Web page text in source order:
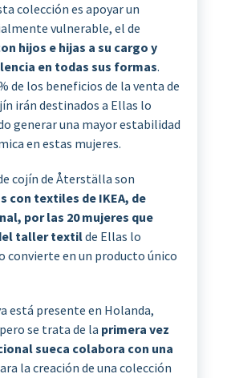
colección es apoyar un
vulnerable, el de
hijos e hijas a su cargo y
en todas sus formas.
de los beneficios de la venta de
irán destinados a Ellas lo
generar una mayor estabilidad
en estas mujeres.
cojín de Återställa son
con textiles de IKEA, de
por las 20 mujeres que
taller textilde Ellas lo
convierte en un producto único
está presente en Holanda,
se trata de la primera vez
sueca colabora con una
la creación de una colección